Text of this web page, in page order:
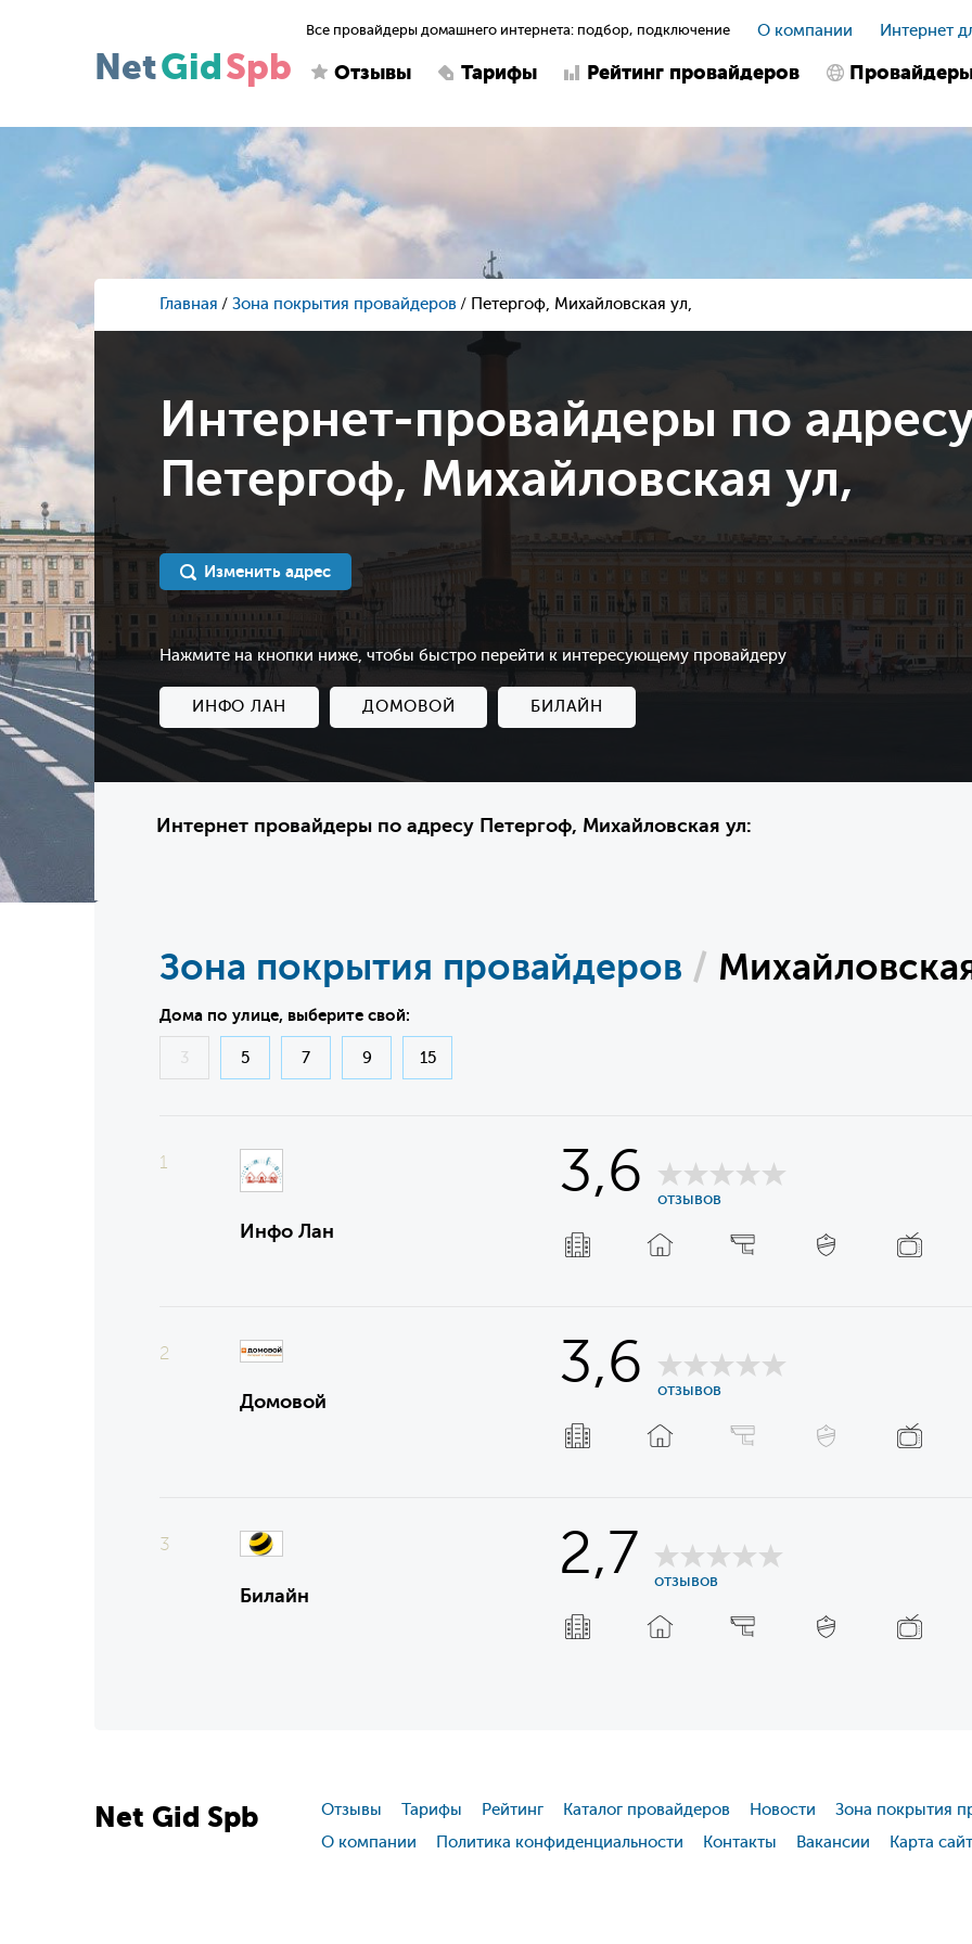
NetGidSpb
Все провайдеры домашнего интернета: подбор, подключение О компании Интернет
Отзывы Тарифы Рейтинг провайдеров
Главная Зона покрытия провайдеров Петергоф, Михайловская ул,
Интернет-провайдеры по
Петергоф, Михайловская ул,
Изменить адрес
Нажмите на кнопки ниже, чтобы быстро перейти к интересующему провайдеру
ИНФО ЛАН ДОМОВОЙ БИЛАЙН
Интернет провайдеры по адресу Петергоф, Михайловская ул:
Зона покрытия провайдеров /
Дома по улице, выберите свой:
3 5 7 9 15
1
Инфо Лан
3,6 отзывов
2
Домовой
3,6 отзывов
3
Билайн
2,7 отзывов
Net Gid Spb Отзывы Тарифы Рейтинг Каталог провайдеров Новости
Зона покрытия
О компании
Политика конфиденциальности Контакты Вакансии Карта